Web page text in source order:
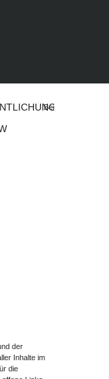
Bei
der
Inhalte im
die